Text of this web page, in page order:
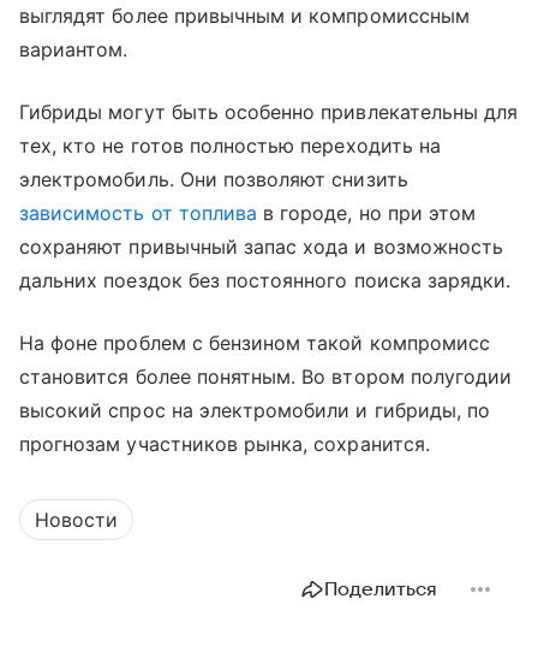
выглядят более привычным и компромиссным
вариантом.
Гибриды могут быть особенно привлекательны для
тех, кто не готов полностью переходить на
электромобиль. Они позволяют снизить
зависимость от топлива в городе, но при этом
сохраняют привычный запас хода и возможность
дальних поездок без постоянного поиска зарядки.
На фоне проблем с бензином такой компромисс
становится более понятным. Во втором полугодии
высокий спрос на электромобили и гибриды, по
прогнозам участников рынка, сохранится.
Новости
Поделиться